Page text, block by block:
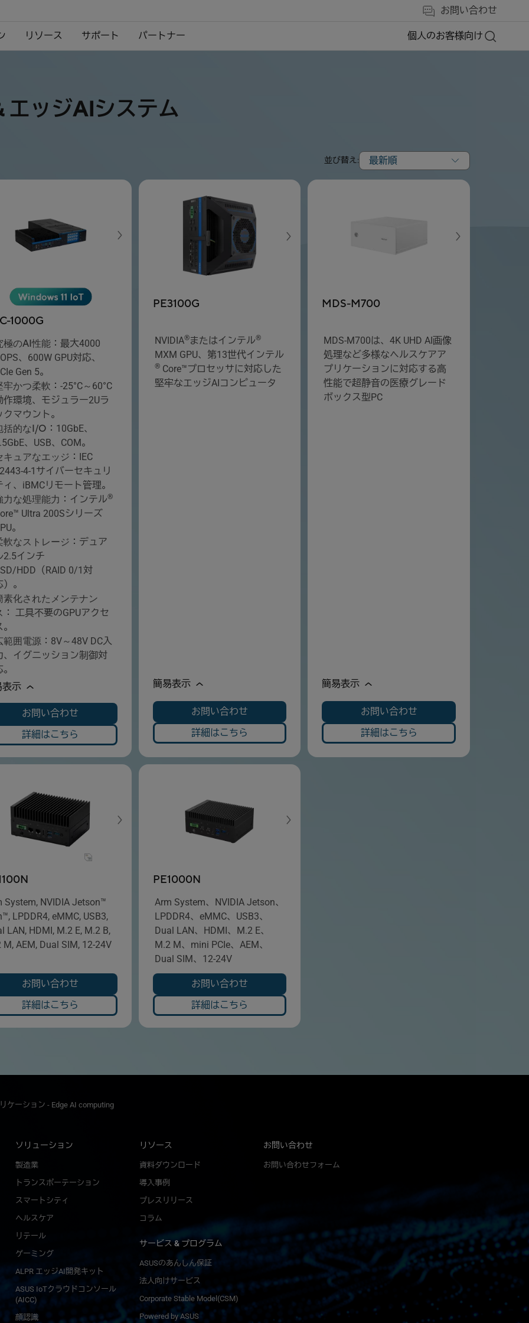
お問い合わせ
リソース サポート パートナー 個人のお客様向け
エッジAIシステム
並び替え: 最新順
1000G
極のAI性能 ：最大4000
、600W GPU対応、
Gen 5。
牢かつ柔軟 ：-25°C～60°C
作環境、モジュラー2Uラ
クマウント。
括的なI/O ：10GbE、
、USB、COM。
キュアなエッジ ：IEC
4-1サイバーセキュリ
ィ、iBMCリモート管理。
力な処理能力 ：インテル®
Ultra 200Sシリーズ
。
軟なストレージ ：デュア
2.5インチ
HDD（RAID 0/1対
。
素化されたメンテナン
： 工具不要のGPUアクセ
範囲電源 ：8V～48V DC入
、イグニッション制御対
表示
お問い合わせ
詳細はこちら
PE3100G
NVIDIA®またはインテル®
MXM GPU、第13世代インテル
®Core™プロセッサに対応した
堅牢なエッジAIコンピュータ
簡易表示
お問い合わせ
詳細はこちら
MDS-M700
MDS-M700は、4K UHD AI画像
処理など多様なヘルスケアア
プリケーションに対応する高
性能で超静音の医療グレード
ボックス型PC
簡易表示
お問い合わせ
詳細はこちら
System, NVIDIA Jetson™
LPDDR4, eMMC, USB3,
LAN, HDMI, M.2 E, M.2 B,
M, AEM, Dual SIM, 12-24V
お問い合わせ
詳細はこちら
PE1000N
Arm System、NVIDIA Jetson、
LPDDR4、eMMC、USB3、
Dual LAN、HDMI、M.2 E、
M.2 M、mini PCIe、AEM、
Dual SIM、12-24V
お問い合わせ
詳細はこちら
ケーション - Edge AI computing
ソリューション
製造業
トランスポーテーション
スマートシティ
ヘルスケア
リテール
ゲーミング
ALPR エッジAI開発キット
ASUS IoTクラウドコンソール
(AICC)
顔認識
リソース
資料ダウンロード
導入事例
プレスリリース
コラム
サービス & プログラム
ASUSのあんしん保証
法人向けサービス
Corporate Stable Model(CSM)
Powered by ASUS
お問い合わせ
お問い合わせフォーム